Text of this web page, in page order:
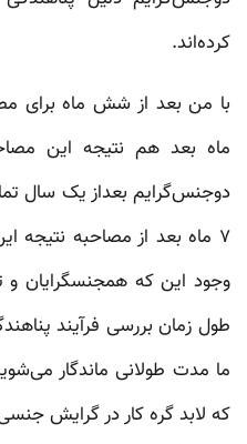
کرده‌اند.
با من بعد از شش ماه برای
ماه بعد هم نتیجه این
دوجنس‌گرایم بعداز یک سال
۷ ماه بعد از مصاحبه
وجود این که همجنسگرایان
طول زمان بررسی فرآیند
ما مدت طولانی ماندگار
که لابد گره کار در گرایش